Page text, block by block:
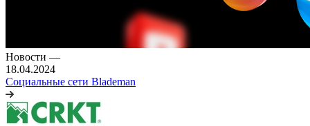
Новости —
18.04.2024
Социальные сети Blademan